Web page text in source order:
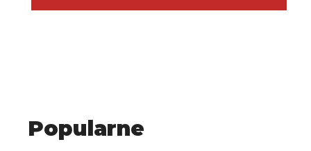
Popularne